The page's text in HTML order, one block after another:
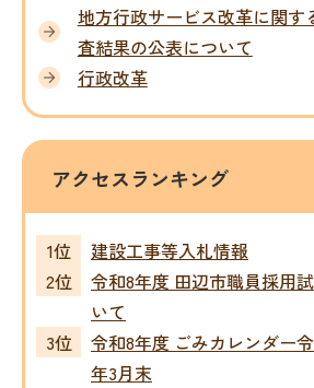
地方行政サービス改革に関す
査結果の公表について
行政改革
アクセスランキング
建設工事等入札情報
令和8年度 田辺市職員採用
いて
令和8年度 ごみカレンダー
年3月末